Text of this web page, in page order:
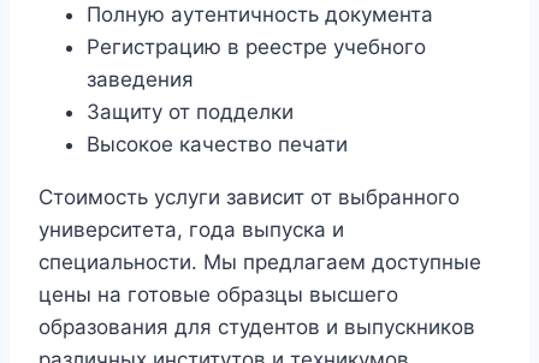
Полную аутентичность документа
Регистрацию в реестре учебного
заведения
Защиту от подделки
Высокое качество печати
Стоимость услуги зависит от выбранного
университета, года выпуска и
специальности. Мы предлагаем доступные
цены на готовые образцы высшего
образования для студентов и выпускников